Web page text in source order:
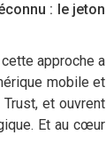
: le jeton
approche a
mobile et
et ouvrent
Et au cœur